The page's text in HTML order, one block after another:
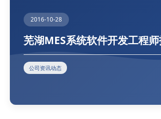
2016-10-28
芜湖MES系统软件开发工程
公司资讯动态